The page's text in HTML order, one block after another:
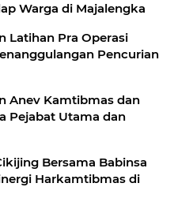
Warga di Majalengka
Latihan Pra Operasi
Pencurian
Anev Kamtibmas dan
Pejabat Utama dan
Bersama Babinsa
Harkamtibmas di